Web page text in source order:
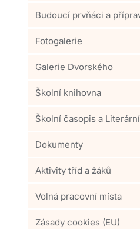
Budoucí prvňáci a
Fotogalerie
Galerie Dvorského
Školní knihovna
Školní časopis a
Dokumenty
Aktivity tříd a žáků
Volná pracovní místa
Zásady cookies (EU)